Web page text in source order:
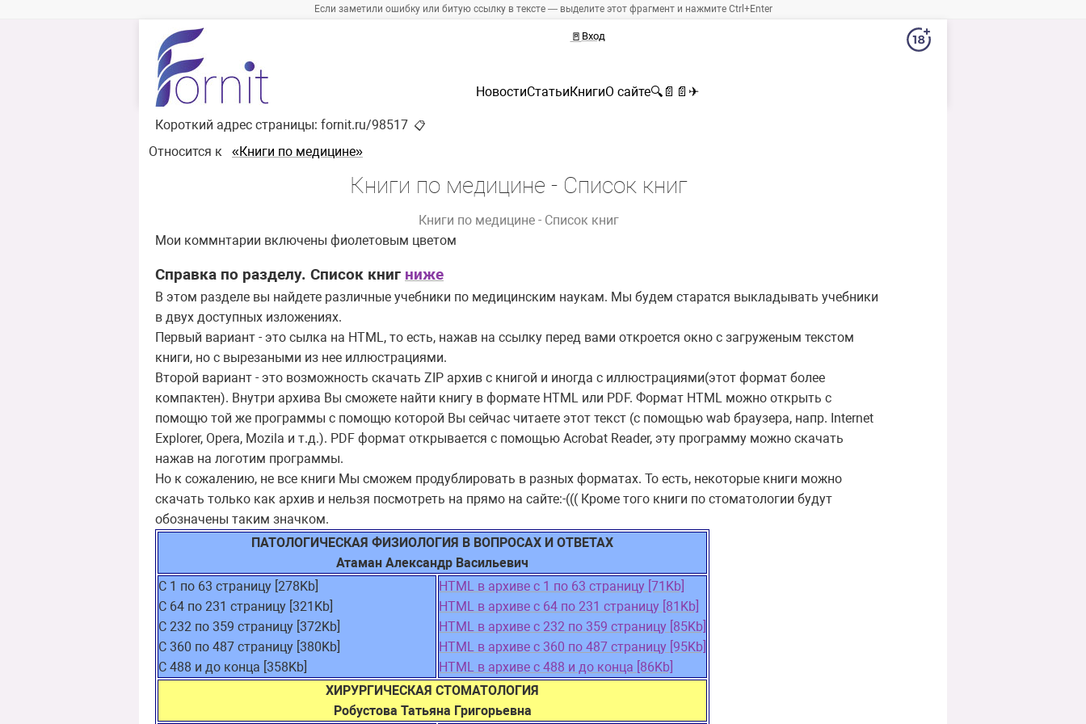
Если заметили ошибку или битую ссылку в тексте — выделите этот фрагмент и нажмите Ctrl+Enter
🚪 Вход
НовостиСтатьиКнигиО сайте🔍 📄 📄 ✈
Короткий адрес страницы: fornit.ru/98517 📋
Относится к «Книги по медицине»
Книги по медицине - Список книг
Книги по медицине - Список книг
Мои коммнтарии включены фиолетовым цветом
Справка по разделу. Список книг ниже
В этом разделе вы найдете различные учебники по медицинским наукам. Мы будем старатся выкладывать учебники
в двух доступных изложениях.
Первый вариант - это сылка на HTML, то есть, нажав на ссылку перед вами откроется окно с загруженым текстом
книги, но с вырезаными из нее иллюстрациями.
Второй вариант - это возможность скачать ZIP архив с книгой и иногда с иллюстрациями(этот формат более
компактен). Внутри архива Вы сможете найти книгу в формате HTML или PDF. Формат HTML можно открыть с
помощю той же программы с помощю которой Вы сейчас читаете этот текст (с помощью wab браузера, напр. Internet
Explorer, Opera, Mozila и т.д.). PDF формат открывается с помощью Acrobat Reader, эту программу можно скачать
нажав на логотим программы.
Но к сожалению, не все книги Мы сможем продублировать в разных форматах. То есть, некоторые книги можно
скачать только как архив и нельзя посмотреть на прямо на сайте:-((( Кроме того книги по стоматологии будут
обозначены таким значком.
ПАТОЛОГИЧЕСКАЯ ФИЗИОЛОГИЯ В ВОПРОСАХ И ОТВЕТАХ
Атаман Александр Васильевич
С 1 по 63 страницу [278Kb]
С 64 по 231 страницу [321Kb]
С 232 по 359 страницу [372Kb]
С 360 по 487 страницу [380Kb]
С 488 и до конца [358Kb]
HTML в архиве с 1 по 63 страницу [71Kb]
HTML в архиве с 64 по 231 страницу [81Kb]
HTML в архиве с 232 по 359 страницу [85Kb]
HTML в архиве с 360 по 487 страницу [95Kb]
HTML в архиве с 488 и до конца [86Kb]
ХИРУРГИЧЕСКАЯ СТОМАТОЛОГИЯ
Робустова Татьяна Григорьевна